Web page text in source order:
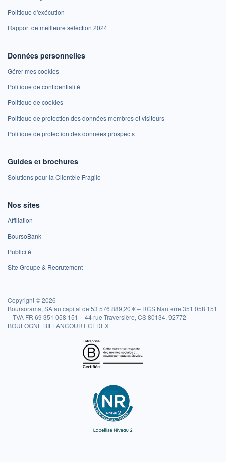
Politique d'exécution
Rapport de meilleure sélection 2024
Données personnelles
Gérer mes cookies
Politique de confidentialité
Politique de cookies
Politique de protection des données membres et visiteurs
Politique de protection des données prospects
Guides et brochures
Solutions pour la Clientèle Fragile
Nos sites
Affiliation
BoursoBank
Publicité
Site Groupe & Recrutement
Copyright © 2026
Boursorama, SA au capital de 53 576 889,20 € – RCS Nanterre 351 058 151
– TVA FR 69 351 058 151 – 44 rue Traversière, CS 80134, 92772
BOULOGNE BILLANCOURT CEDEX